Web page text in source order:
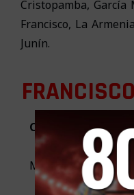
Cristopamba, García
Francisco, La
Junín.
COCA:
30 Abril, 24
Barrio Central,
Mayo, Ñucanchi
Turismo